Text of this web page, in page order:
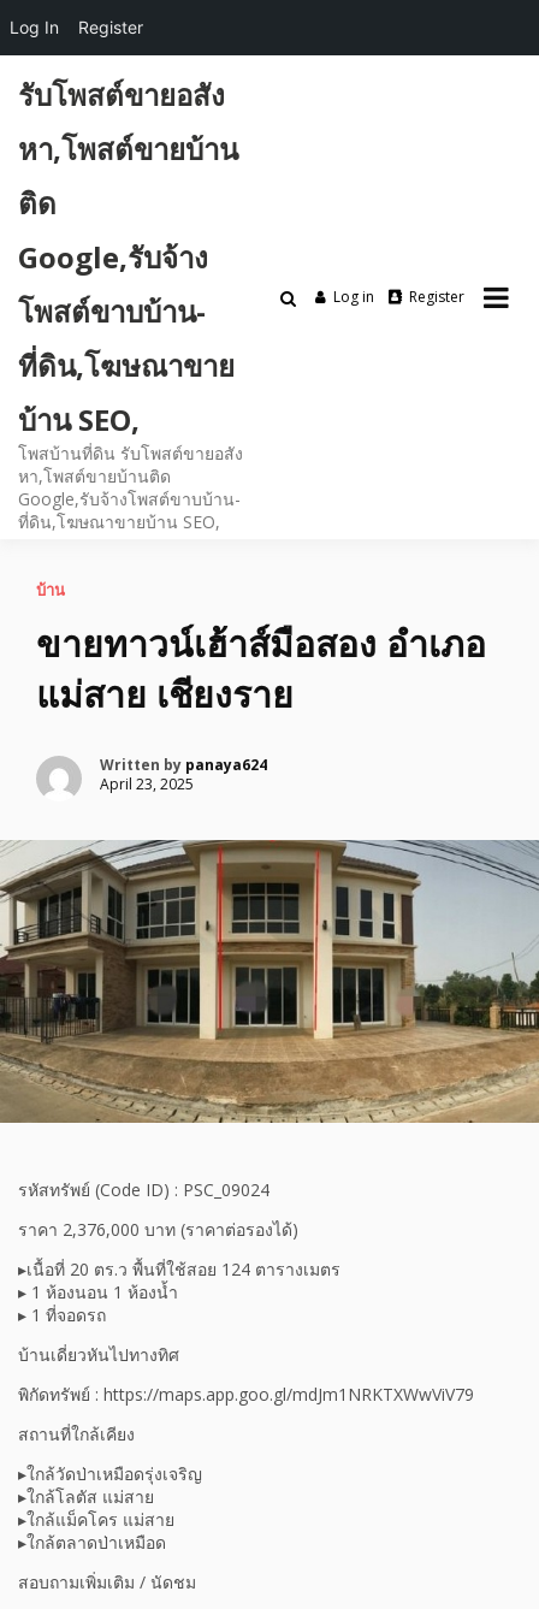
content
รับโพสต์ขายอสัง
หา,โพสต์ขายบ้าน
ติด
Google,รับจ้าง
โพสต์ขาบบ้าน-
ที่ดิน,โฆษณาขาย
บ้าน SEO,
โพสบ้านที่ดิน รับโพสต์ขายอสัง
หา,โพสต์ขายบ้านติด
Google,รับจ้างโพสต์ขาบบ้าน-
ที่ดิน,โฆษณาขายบ้าน SEO,
Log in Register
บ้าน
ขายทาวน์เฮ้าส์มือสอง อำเภอ
แม่สาย เชียงราย
Written by panaya624
April 23, 2025
รหัสทรัพย์ (Code ID) : PSC_09024
ราคา 2,376,000 บาท (ราคาต่อรองได้)
▸เนื้อที่ 20 ตร.ว พื้นที่ใช้สอย 124 ตารางเมตร
▸ 1 ห้องนอน 1 ห้องน้ำ
▸ 1 ที่จอดรถ
บ้านเดี่ยวหันไปทางทิศ
พิกัดทรัพย์ : https://maps.app.goo.gl/mdJm1NRKTXWwViV79
สถานที่ใกล้เคียง
▸ใกล้วัดป่าเหมือดรุ่งเจริญ
▸ใกล้โลตัส แม่สาย
▸ใกล้แม็คโคร แม่สาย
▸ใกล้ตลาดป่าเหมือด
สอบถามเพิ่มเติม / นัดชม
Log In Register